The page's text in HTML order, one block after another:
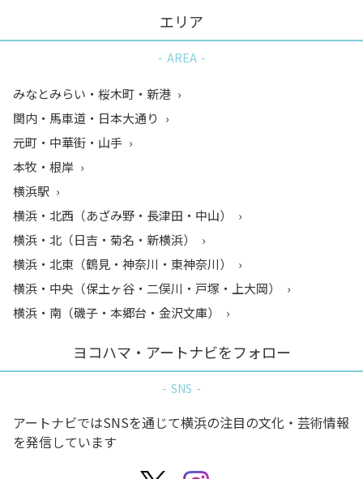
エリア
AREA
みなとみらい・桜木町・新港
関内・馬車道・日本大通り
元町・中華街・山手
本牧・根岸
横浜駅
横浜・北西（あざみ野・長津田・中山）
横浜・北（日吉・菊名・新横浜）
横浜・北東（鶴見・神奈川・東神奈川）
横浜・中央（保土ヶ谷・二俣川・戸塚・上大岡）
横浜・南（磯子・本郷台・金沢文庫）
ヨコハマ・アートナビをフォロー
SNS
アートナビではSNSを通じて横浜の注目の文化・芸術情報
を発信しています